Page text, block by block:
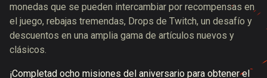
monedas que se pueden intercambiar por recompensas en
el juego, rebajas tremendas, Drops de Twitch, un desafío y
descuentos en una amplia gama de artículos nuevos y
clásicos.
¡Completad ocho misiones del aniversario para obtener el